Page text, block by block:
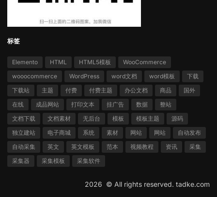
标签
Elemento HTML HTML5模板
WooCommerce
wooocommerce
WordPress word文档 word模板
下载
下载站
主题 付费 付费主题 办公文档 商品
国外
在线
成品网站 打印文本 挂广告 数据
整站
文档下载
文档素材 无后台 模板 模板主题
源码
独立建站
电子商城 系统 素材 网站 网站
自动发布
自动采集
英文 英文模板 范本 视频教程 资讯
采集
采集器
采集模板 采集软件
2026 © All rights reserved. tadke.com